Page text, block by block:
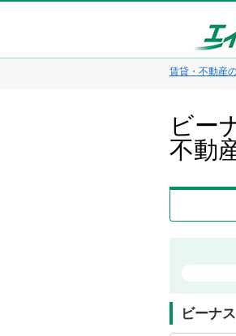
賃貸・不動産
ビー
不動
ビーナ